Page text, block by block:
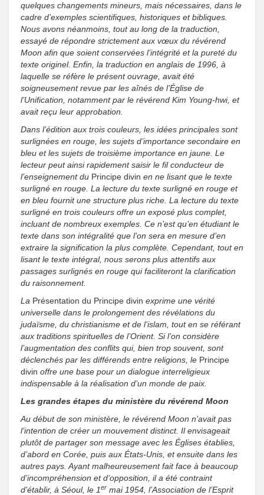
quelques changements mineurs, mais nécessaires, dans le
cadre d’exemples scientifiques, historiques et bibliques.
Nous avons néanmoins, tout au long de la traduction,
essayé de répondre strictement aux vœux du révérend
Moon afin que soient conservées l’intégrité et la pureté du
texte originel. Enfin, la traduction en anglais de 1996, à
laquelle se réfère le présent ouvrage, avait été
soigneusement revue par les aînés de l’Église de
l’Unification, notamment par le révérend Kim Young-hwi, et
avait reçu leur approbation.
Dans l’édition aux trois couleurs, les idées principales sont
surlignées en rouge, les sujets d’importance secondaire en
bleu et les sujets de troisième importance en jaune. Le
lecteur peut ainsi rapidement saisir le fil conducteur de
l’enseignement du Principe divin en ne lisant que le texte
surligné en rouge. La lecture du texte surligné en rouge et
en bleu fournit une structure plus riche. La lecture du texte
surligné en trois couleurs offre un exposé plus complet,
incluant de nombreux exemples. Ce n’est qu’en étudiant le
texte dans son intégralité que l’on sera en mesure d’en
extraire la signification la plus complète. Cependant, tout en
lisant le texte intégral, nous serons plus attentifs aux
passages surlignés en rouge qui faciliteront la clarification
du raisonnement.
La Présentation du Principe divin exprime une vérité
universelle dans le prolongement des révélations du
judaïsme, du christianisme et de l’islam, tout en se référant
aux traditions spirituelles de l’Orient. Si l’on considère
l’augmentation des conflits qui, bien trop souvent, sont
déclenchés par les différends entre religions, le Principe
divin offre une base pour un dialogue interreligieux
indispensable à la réalisation d’un monde de paix.
Les grandes étapes du ministère du révérend Moon
Au début de son ministère, le révérend Moon n’avait pas
l’intention de créer un mouvement distinct. Il envisageait
plutôt de partager son message avec les Églises établies,
d’abord en Corée, puis aux États-Unis, et ensuite dans les
autres pays. Ayant malheureusement fait face à beaucoup
d’incompréhension et d’opposition, il a été contraint
d’établir, à Séoul, le 1er mai 1954, l’Association de l’Esprit